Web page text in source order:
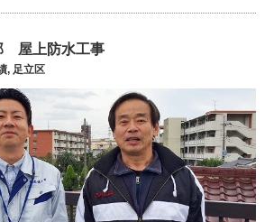
屋上防水工事
, 足立区